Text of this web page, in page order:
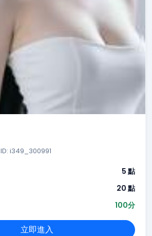
ID: i349_300991
5 點
20 點
100分
立即進入